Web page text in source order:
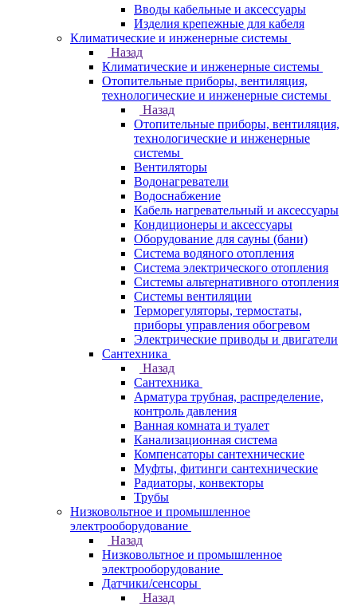
Вводы кабельные и аксессуары
Изделия крепежные для кабеля
Климатические и инженерные системы
Назад
Климатические и инженерные системы
Отопительные приборы, вентиляция,
технологические и инженерные системы
Назад
Отопительные приборы, вентиляция,
технологические и инженерные
системы
Вентиляторы
Водонагреватели
Водоснабжение
Кабель нагревательный и аксессуары
Кондиционеры и аксессуары
Оборудование для сауны (бани)
Система водяного отопления
Система электрического отопления
Системы альтернативного отопления
Системы вентиляции
Терморегуляторы, термостаты,
приборы управления обогревом
Электрические приводы и двигатели
Сантехника
Назад
Сантехника
Арматура трубная, распределение,
контроль давления
Ванная комната и туалет
Канализационная система
Компенсаторы сантехнические
Муфты, фитинги сантехнические
Радиаторы, конвекторы
Трубы
Низковольтное и промышленное
электрооборудование
Назад
Низковольтное и промышленное
электрооборудование
Датчики/сенсоры
Назад